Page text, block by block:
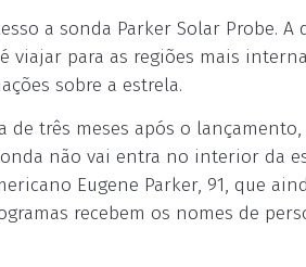
a sonda Parker Solar Probe. A
viajar para as regiões mais
sobre a estrela.
de três meses após o
não vai entra no interior da
Eugene Parker, 91, que
recebem os nomes de